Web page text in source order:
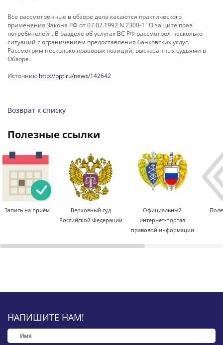
Все рассмотренные в обзоре дела касаются практического
применения Закона РФ от 07.02.1992 N 2300-1 "О защите прав
потребителей". В разделе об услугах ВС РФ рассмотрел несколько
ситуаций с ограничением предоставления банковских услуг.
Рассмотрим несколько правовых позиций, высказанных судьями в
Обзоре.
Источник: http://ppt.ru/news/142642
Возврат к списку
полезные ссылки
Запись на приём
Верховный суд
Российской Федерации
Официальный
интернет-портал
правовой информации
НАПИШИТЕ НАМ!